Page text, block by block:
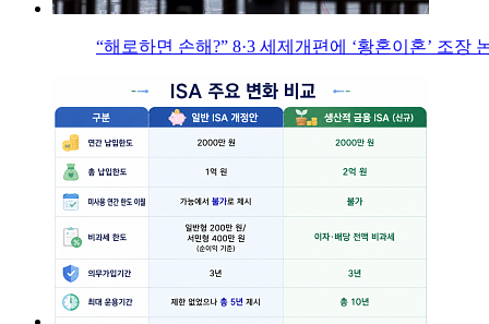
“해로하면 손해?” 8·3 세제개편에 ‘황혼이혼’ 조장